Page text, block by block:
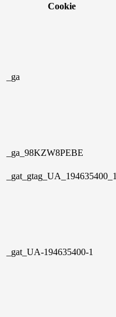
Cookie
_ga
_ga_98KZW8PEBE
_gat_gtag_UA_194635400_1
_gat_UA-194635400-1